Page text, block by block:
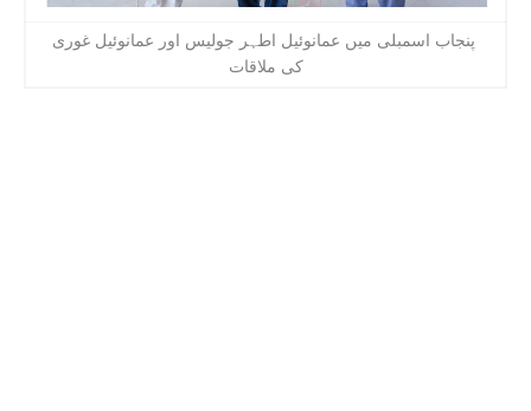
پنجاب اسمبلی میں عمانوئیل اطہر جولیس اور عمانوئیل غوری
کی ملاقات